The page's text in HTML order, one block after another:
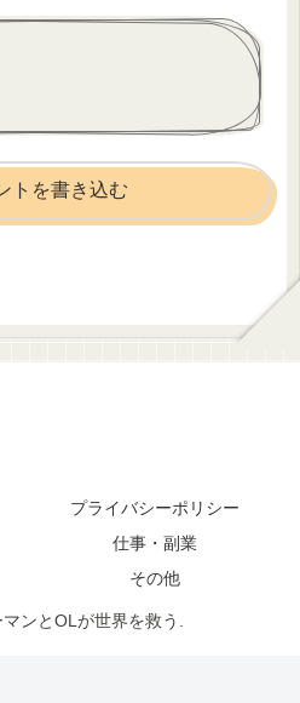
トを書き込む
プライバシーポリシー
仕事・副業
その他
ンとOLが世界を救う.